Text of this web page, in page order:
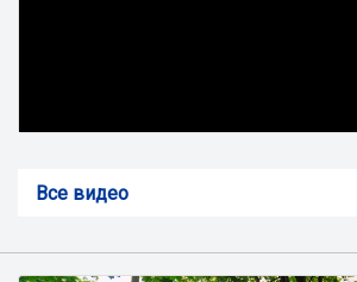
Все видео